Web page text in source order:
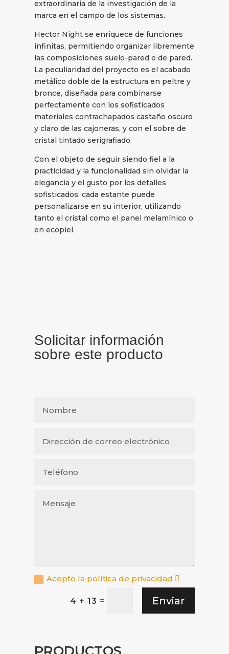
extraordinaria de la investigación de la
marca en el campo de los sistemas.
Hector Night se enriquece de funciones
infinitas, permitiendo organizar libremente
las composiciones suelo-pared o de pared.
La peculiaridad del proyecto es el acabado
metálico doble de la estructura en peltre y
bronce, diseñada para combinarse
perfectamente con los sofisticados
materiales contrachapados castaño oscuro
y claro de las cajoneras, y con el sobre de
cristal tintado serigrafiado.
Con el objeto de seguir siendo fiel a la
practicidad y la funcionalidad sin olvidar la
elegancia y el gusto por los detalles
sofisticados, cada estante puede
personalizarse en su interior, utilizando
tanto el cristal como el panel melamínico o
en ecopiel.
Solicitar información
sobre este producto
Acepto la política de privacidad
4 + 13 = Enviar